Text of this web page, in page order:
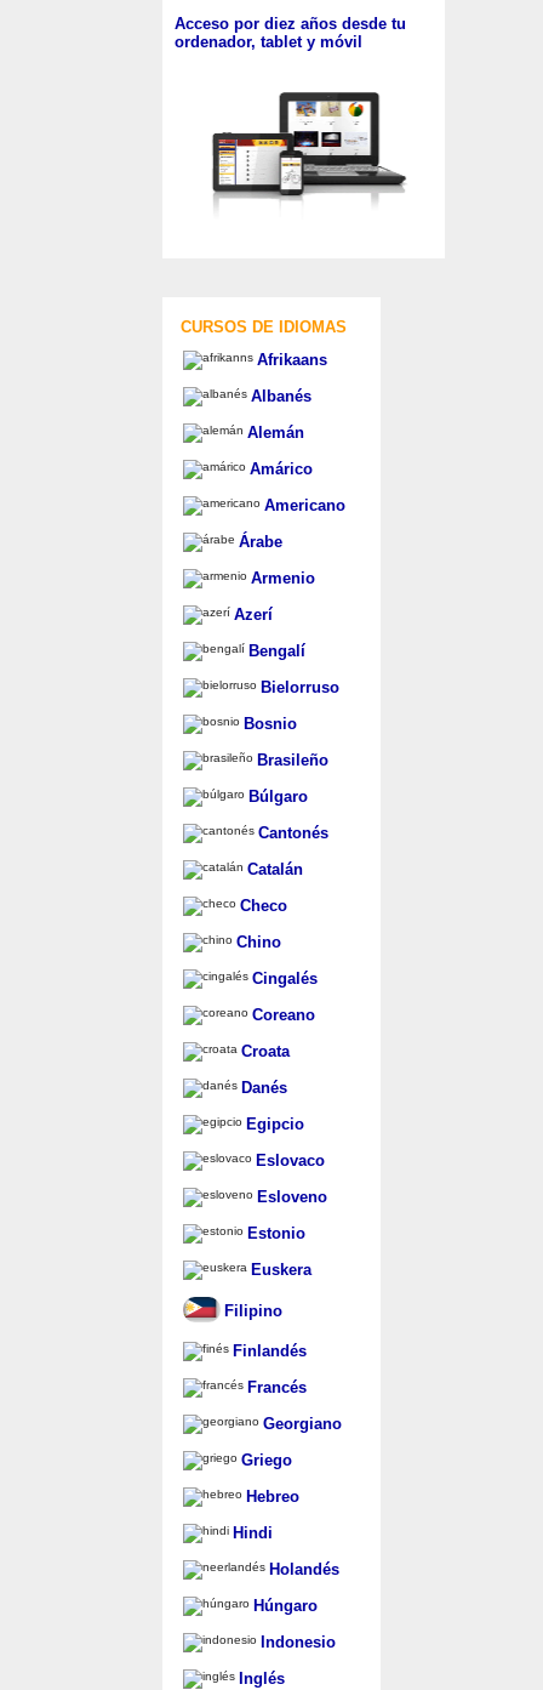
Acceso por diez años desde tu
ordenador, tablet y móvil
CURSOS DE IDIOMAS
Afrikaans
Albanés
Alemán
Amárico
Americano
Árabe
Armenio
Azerí
Bengalí
Bielorruso
Bosnio
Brasileño
Búlgaro
Cantonés
Catalán
Checo
Chino
Cingalés
Coreano
Croata
Danés
Egipcio
Eslovaco
Esloveno
Estonio
Euskera
Filipino
Finlandés
Francés
Georgiano
Griego
Hebreo
Hindi
Holandés
Húngaro
Indonesio
Inglés